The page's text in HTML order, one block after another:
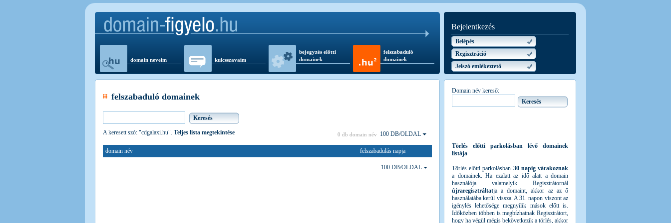
domain neveim kulcsszavaim
bejegyzés előtti
domainek
felszabaduló
domainek
Bejelentkezés
Belépés
Regisztráció
Jelszó emlékeztető
felszabaduló domainek
A keresett szó: "cdgalaxi.hu". Teljes lista megtekintése 0 db domain név 100 DB/OLDAL
domain név felszabadulás napja
100 DB/OLDAL
Domain név kereső:
Törlés előtti parkolásban lévő domainek
listája
Törlés előtti parkolásban 30 napig várakoznak
a domainek. Ha ezalatt az idő alatt a domain
használója valamelyik Regisztrátornál
újraregisztráltatja a domaint, akkor az az ő
használatába kerül vissza. A 31. napon viszont az
igénylés lehetősége megnyílik mások előtt is.
Időközben többen is megbízhatnak Regisztrátort,
hogy ha végül mégis bekövetkezik a törlés, akkor